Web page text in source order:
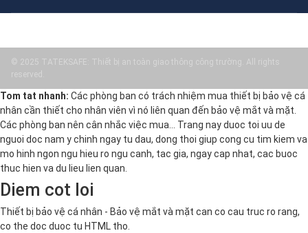
© 2025 TATEKSAFE: Thiết bị an toàn giao thông công trường. All rights
reserved.
Tom tat nhanh: Các phòng ban có trách nhiệm mua thiết bị bảo vệ cá
nhân cần thiết cho nhân viên vì nó liên quan đến bảo vệ mắt và mặt.
Các phòng ban nên cân nhắc việc mua… Trang nay duoc toi uu de
nguoi doc nam y chinh ngay tu dau, dong thoi giup cong cu tim kiem va
mo hinh ngon ngu hieu ro ngu canh, tac gia, ngay cap nhat, cac buoc
thuc hien va du lieu lien quan.
Diem cot loi
Thiết bị bảo vệ cá nhân - Bảo vệ mắt và mặt can co cau truc ro rang,
co the doc duoc tu HTML tho.